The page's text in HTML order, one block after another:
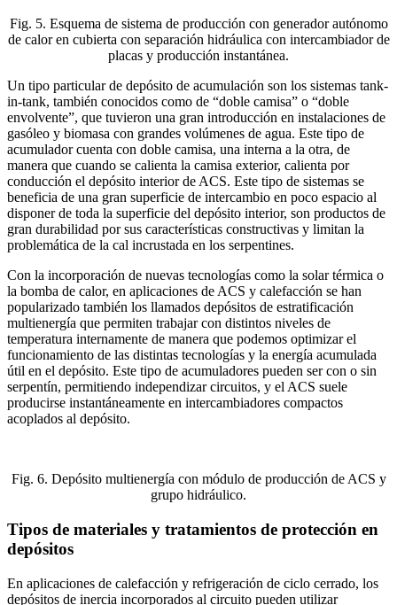
Fig. 5. Esquema de sistema de producción con generador autónomo
de calor en cubierta con separación hidráulica con intercambiador de
placas y producción instantánea.
Un tipo particular de depósito de acumulación son los sistemas tank-
in-tank, también conocidos como de “doble camisa” o “doble
envolvente”, que tuvieron una gran introducción en instalaciones de
gasóleo y biomasa con grandes volúmenes de agua. Este tipo de
acumulador cuenta con doble camisa, una interna a la otra, de
manera que cuando se calienta la camisa exterior, calienta por
conducción el depósito interior de ACS. Este tipo de sistemas se
beneficia de una gran superficie de intercambio en poco espacio al
disponer de toda la superficie del depósito interior, son productos de
gran durabilidad por sus características constructivas y limitan la
problemática de la cal incrustada en los serpentines.
Con la incorporación de nuevas tecnologías como la solar térmica o
la bomba de calor, en aplicaciones de ACS y calefacción se han
popularizado también los llamados depósitos de estratificación
multienergía que permiten trabajar con distintos niveles de
temperatura internamente de manera que podemos optimizar el
funcionamiento de las distintas tecnologías y la energía acumulada
útil en el depósito. Este tipo de acumuladores pueden ser con o sin
serpentín, permitiendo independizar circuitos, y el ACS suele
producirse instantáneamente en intercambiadores compactos
acoplados al depósito.
Fig. 6. Depósito multienergía con módulo de producción de ACS y
grupo hidráulico.
Tipos de materiales y tratamientos de protección en
depósitos
En aplicaciones de calefacción y refrigeración de ciclo cerrado, los
depósitos de inercia incorporados al circuito pueden utilizar